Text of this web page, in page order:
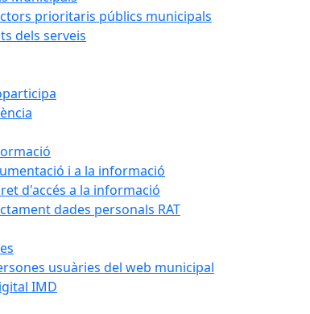
prioritaris públics municipals
dels serveis
i a la informació
d'accés a la informació
dades personals RAT
usuàries del web municipal
IMD